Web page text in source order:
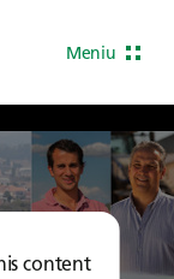
Meniu
content